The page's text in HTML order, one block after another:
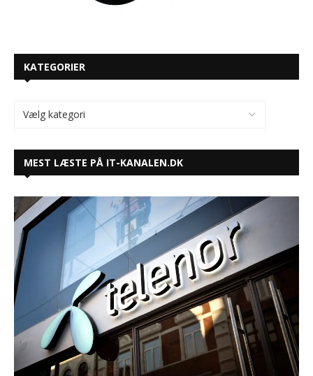
KATEGORIER
MEST LÆSTE PÅ IT-KANALEN.DK